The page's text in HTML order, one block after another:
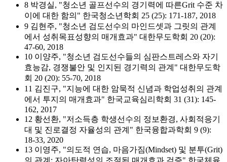
8 박경실, "청소년 골프선수의 경기력에 따른Grit 수준 차
이에 대한 함의" 한국청소년학회 25 (25): 171-187, 2018
9 김현주, "청소년 검도선수의 마인드셋과 그릿의 관계
에서 성취목표성향의 매개효과" 대한무도학회 20 (20):
47-60, 2018
10 이양주, "청소년 검도선수들의 심판스트레스와 자기
효능감, 경쟁불안 및 인지된 경기력의 관계" 대한무도학
회 20 (20): 55-70, 2018
11 김진구, "지능에 대한 암묵적 신념과 학업성취의 관계
에서 투지의 매개효과" 한국교육심리학회 31 (31): 145-
162, 2017
12 황선환, "저소득층 학생선수의 정보환경, 사회적응기
대 및 진로결정 자율성의 관계" 한국융합과학회 9 (9):
18-33, 2020
13 이영주, "의도적 연습, 마음가짐(Mindset) 및 분투(Grit)
의 관계: 자아탄력성의 조절된 매개효과 검증" 한국체육